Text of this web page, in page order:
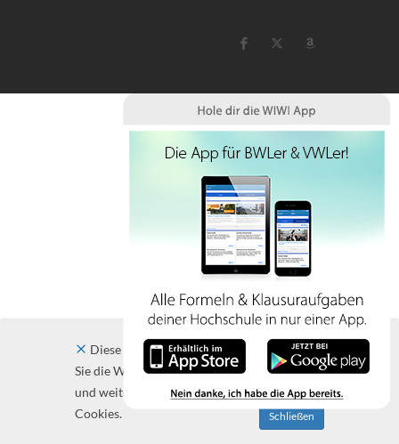
Diese Website verwendet Cookies. Indem
Sie die Website und ihre Angebote nutzen
und weiter navigieren, akzeptieren Sie diese
Cookies.
Schließen